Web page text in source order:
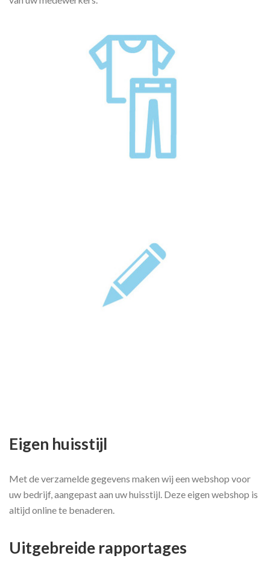
Eigen huisstijl
Met de verzamelde gegevens maken wij een webshop voor
uw bedrijf, aangepast aan uw huisstijl. Deze eigen webshop is
altijd online te benaderen.
Uitgebreide rapportages